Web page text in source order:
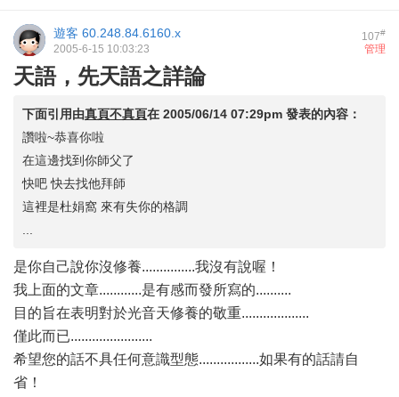
107#
遊客 60.248.84.6160.x
管理
2005-6-15 10:03:23
天語，先天語之詳論
下面引用由真頁不真頁在 2005/06/14 07:29pm 發表的內容：
讚啦~恭喜你啦
在這邊找到你師父了
快吧 快去找他拜師
這裡是杜娟窩 來有失你的格調
是你自己說你沒修養...............我沒有說喔！
我上面的文章............是有感而發所寫的..........
目的旨在表明對於光音天修養的敬重...................
僅此而已.......................
希望您的話不具任何意識型態.................如果有的話請自
省！